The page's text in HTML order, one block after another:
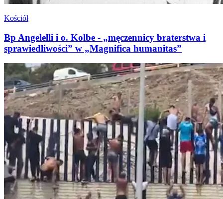
Kościół
Bp Angelelli i o. Kolbe - „męczennicy braterstwa i
sprawiedliwości” w „Magnifica humanitas”